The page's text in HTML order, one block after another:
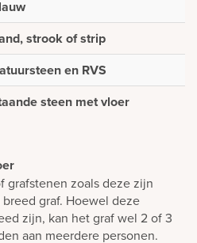
strook of strip
en RVS
steen met vloer
grafstenen zoals deze zijn
graf. Hoewel deze
zijn, kan het graf wel 2 of 3
aan meerdere personen.